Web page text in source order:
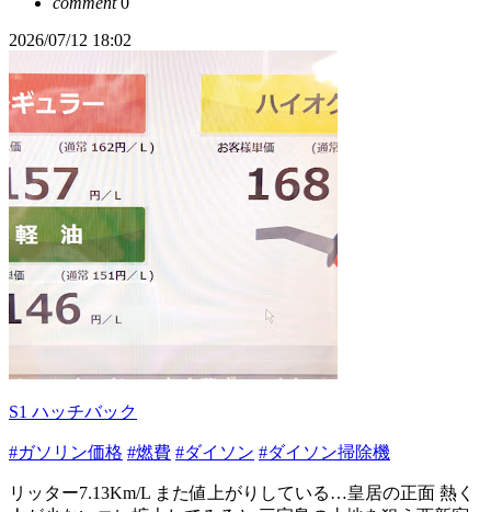
2026/07/12 18:02
S1 ハッチバック
#ガソリン価格 #燃費 #ダイソン #ダイソン掃除機
リッター7.13Km/L また値上がりしている…皇居の正面 熱く